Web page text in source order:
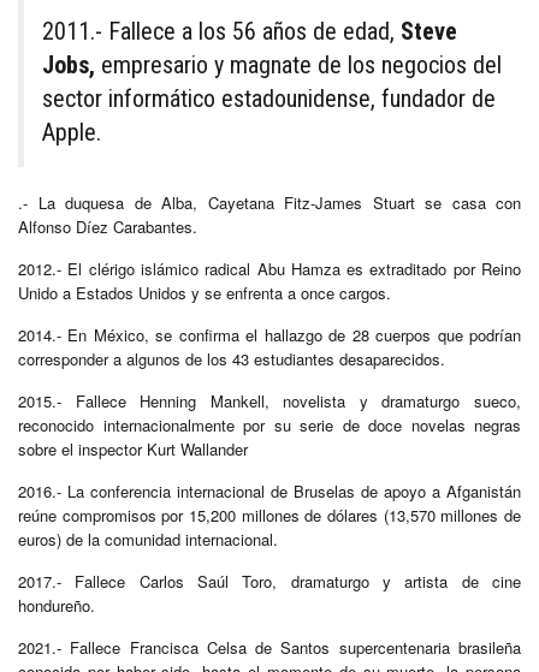
2011.- Fallece a los 56 años de edad, Steve
Jobs, empresario y magnate de los negocios del
sector informático estadounidense, fundador de
Apple.
.- La duquesa de Alba, Cayetana Fitz-James Stuart se casa con
Alfonso Díez Carabantes.
2012.- El clérigo islámico radical Abu Hamza es extraditado por Reino
Unido a Estados Unidos y se enfrenta a once cargos.
2014.- En México, se confirma el hallazgo de 28 cuerpos que podrían
corresponder a algunos de los 43 estudiantes desaparecidos.
2015.- Fallece Henning Mankell, novelista y dramaturgo sueco,
reconocido internacionalmente por su serie de doce novelas negras
sobre el inspector Kurt Wallander
2016.- La conferencia internacional de Bruselas de apoyo a Afganistán
reúne compromisos por 15,200 millones de dólares (13,570 millones de
euros) de la comunidad internacional.
2017.- Fallece Carlos Saúl Toro, dramaturgo y artista de cine
hondureño.
2021.- Fallece Francisca Celsa de Santos supercentenaria brasileña